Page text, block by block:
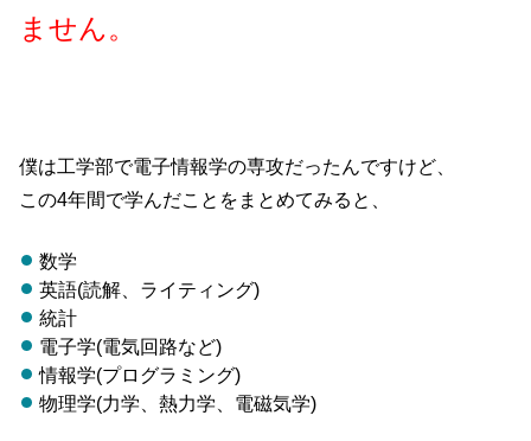
ません。
僕は工学部で電子情報学の専攻だったんですけど、
この4年間で学んだことをまとめてみると、
数学
英語(読解、ライティング)
統計
電子学(電気回路など)
情報学(プログラミング)
物理学(力学、熱力学、電磁気学)